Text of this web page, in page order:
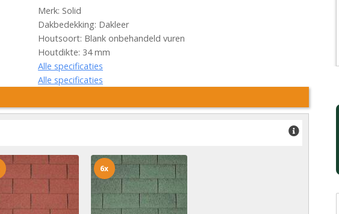
Merk: Solid
Dakbedekking: Dakleer
Houtsoort: Blank onbehandeld vuren
Houtdikte: 34 mm
Alle specificaties
Alle specificaties
6x